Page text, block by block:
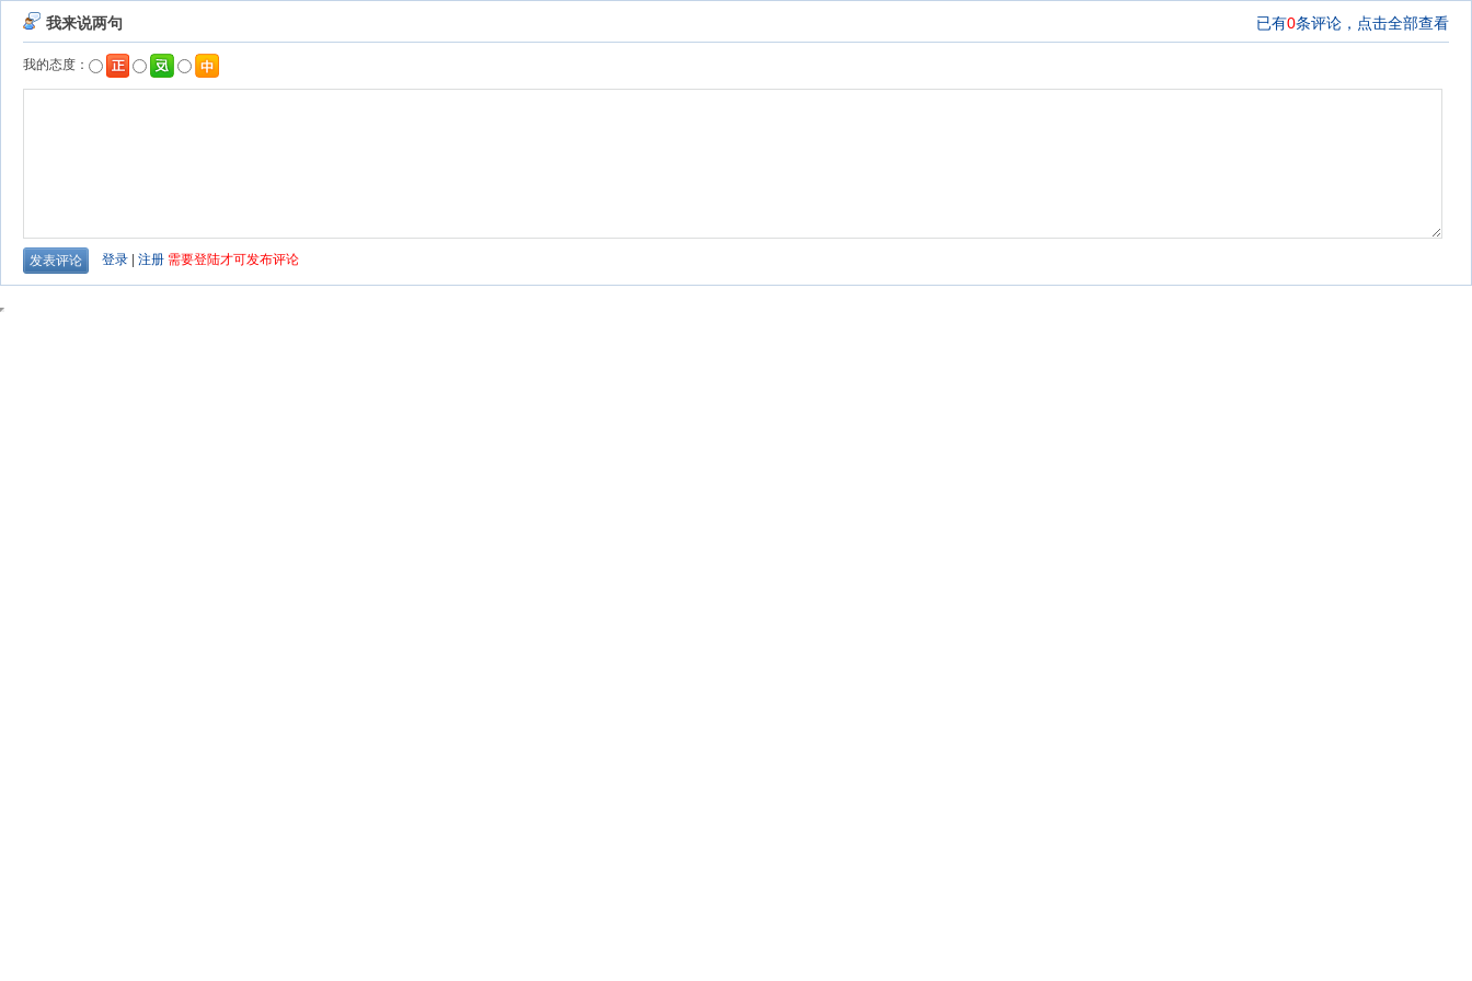
我来说两句 已有0条评论， 点击全部查看
我的态度：
登录 注册 需要登陆才可发布评论